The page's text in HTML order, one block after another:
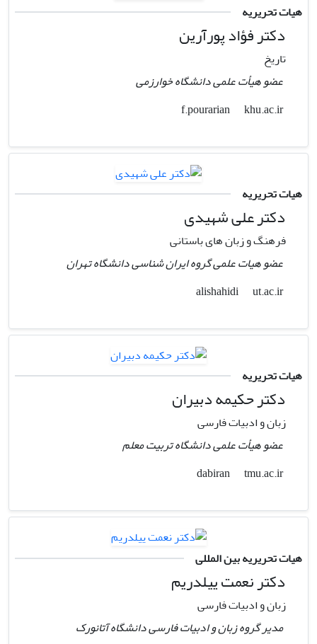
هیات تحریریه
دکتر فؤاد پورآرین
تاریخ
عضو هیأت علمی دانشگاه خوارزمی
f.pourarian
khu.ac.ir
هیات تحریریه
دکتر علی شهیدی
فرهنگ و زبان های باستانی
عضو هیات علمی گروه ایران شناسی دانشگاه تهران
alishahidi
ut.ac.ir
هیات تحریریه
دکتر حکیمه دبیران
زبان و ادبیات فارسی
عضو هیأت علمی دانشگاه تربیت معلم
dabiran
tmu.ac.ir
هیات تحریریه بین المللی
دکتر نعمت ییلدریم
زبان و ادبیات فارسی
مدیر گروه زبان و ادبیات فارسی دانشگاه آتانورک